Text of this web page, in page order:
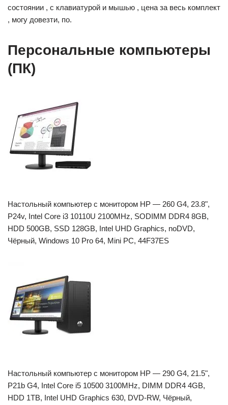
состоянии , с клавиатурой и мышью , цена за весь комплект
, могу довезти, по.
Персональные компьютеры
(ПК)
Настольный компьютер с монитором HP — 260 G4, 23.8",
P24v, Intel Core i3 10110U 2100MHz, SODIMM DDR4 8GB,
HDD 500GB, SSD 128GB, Intel UHD Graphics, noDVD,
Чёрный, Windows 10 Pro 64, Mini PC, 44F37ES
Настольный компьютер с монитором HP — 290 G4, 21.5",
P21b G4, Intel Core i5 10500 3100MHz, DIMM DDR4 4GB,
HDD 1TB, Intel UHD Graphics 630, DVD-RW, Чёрный,